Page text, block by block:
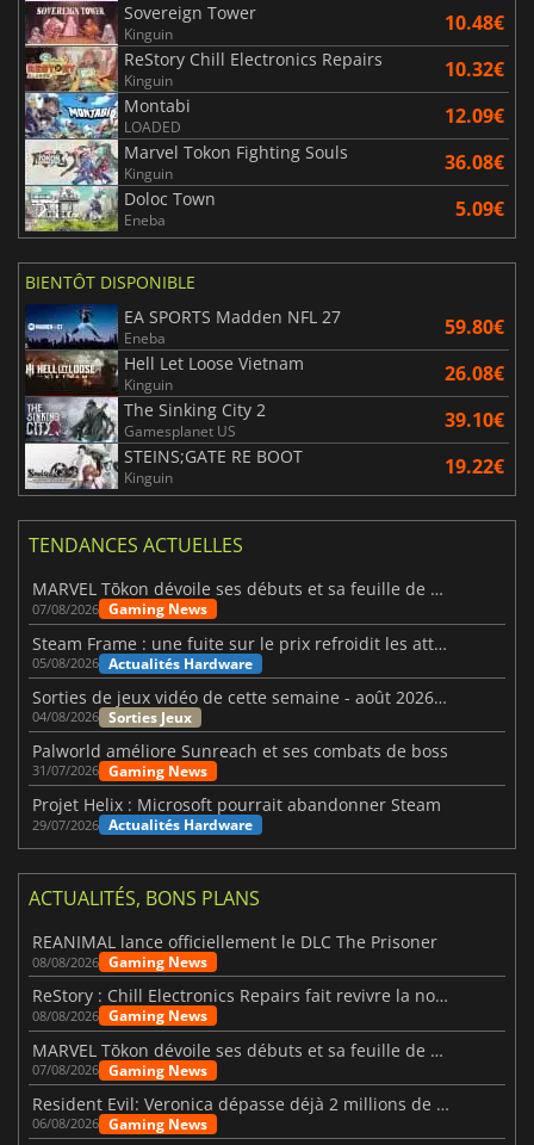
Sovereign Tower
Kinguin 10.48€
ReStory Chill Electronics Repairs
Kinguin 10.32€
Montabi
LOADED 12.09€
Marvel Tokon Fighting Souls
Kinguin 36.08€
Doloc Town
Eneba 5.09€
BIENTÔT DISPONIBLE
EA SPORTS Madden NFL 27
Eneba 59.80€
Hell Let Loose Vietnam
Kinguin 26.08€
The Sinking City 2
Gamesplanet US 39.10€
STEINS;GATE RE BOOT
Kinguin 19.22€
TENDANCES ACTUELLES
MARVEL Tōkon dévoile ses débuts et sa feuille de route
07/08/2026 Gaming News
Steam Frame : une fuite sur le prix refroidit les attentes VR
05/08/2026 Actualités Hardware
Sorties de jeux vidéo de cette semaine - août 2026 (semaine 32)
04/08/2026 Sorties Jeux
Palworld améliore Sunreach et ses combats de boss
31/07/2026 Gaming News
Projet Helix : Microsoft pourrait abandonner Steam
29/07/2026 Actualités Hardware
ACTUALITÉS, BONS PLANS
REANIMAL lance officiellement le DLC The Prisoner
08/08/2026 Gaming News
ReStory : Chill Electronics Repairs fait revivre la nostalgie des années 2000
08/08/2026 Gaming News
MARVEL Tōkon dévoile ses débuts et sa feuille de route
07/08/2026 Gaming News
Resident Evil: Veronica dépasse déjà 2 millions de wishlists
06/08/2026 Gaming News